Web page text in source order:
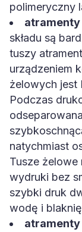
polimeryczny
atramenty
składu są
tuszy
urządzeniem
żelowych jest
Podczas
natychmiast
Tusze żelowe
wydruki bez
szybki druk
wodę i
atramenty